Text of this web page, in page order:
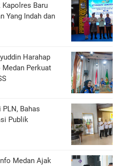
Baru
Yang Indah dan
Harahap
Perkuat
Bahas
Publik
Medan Ajak